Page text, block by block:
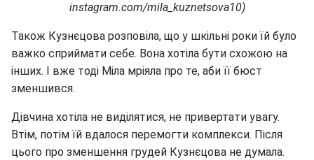
instagram.com/mila_kuznetsova10)
Також Кузнєцова розповіла, що у шкільні роки їй було
важко сприймати себе. Вона хотіла бути схожою на
інших. І вже тоді Міла мріяла про те, аби її бюст
зменшився.
Дівчина хотіла не виділятися, не привертати увагу.
Втім, потім їй вдалося перемогти комплекси. Після
цього про зменшення грудей Кузнєцова не думала.